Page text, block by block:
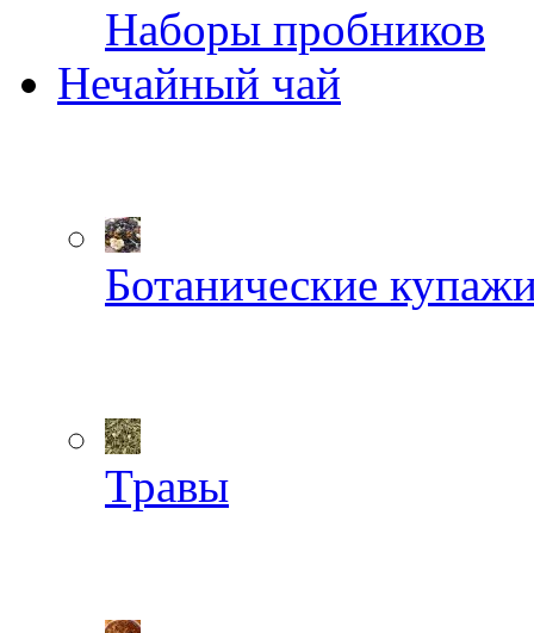
Наборы пробников
Нечайный чай
Ботанические
Травы